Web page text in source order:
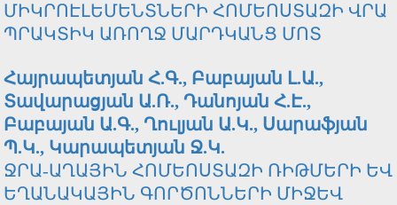
ՄԻԿՐՈԷԼԵՄԵՆՏՆԵՐԻ ՀՈՄԵՈՍՏԱԶԻ ՎՐԱ
ՊՐԱԿՏԻԿ ԱՌՈՂՋ ՄԱՐԴԿԱՆՑ ՄՈՏ
Հայրապետյան Հ.Գ., Բաբայան Լ.Ա.,
Տավարացյան Ա.Ռ., Դանոյան Հ.Է.,
Բաբայան Ա.Գ., Ղուլյան Ա.Կ., Սարաֆյան
Պ.Կ., Կարապետյան Ջ.Կ.
ՋՐԱ-ԱՂԱՅԻՆ ՀՈՄԵՈՍՏԱԶԻ ՌԻԹՄԵՐԻ ԵՎ
ԵՂԱՆԱԿԱՅԻՆ ԳՈՐԾՈՆՆԵՐԻ ՄԻՋԵՎ